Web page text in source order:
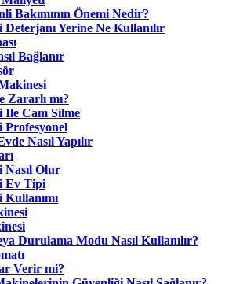
Bakımının Önemi Nedir?
Deterjanı Yerine Ne Kullanılır
Bağlanır
Zararlı mı?
Ile Cam Silme
Profesyonel
Nasıl Yapılır
Nasıl Olur
Ev Tipi
Kullanımı
Durulama Modu Nasıl Kullanılır?
Verir mi?